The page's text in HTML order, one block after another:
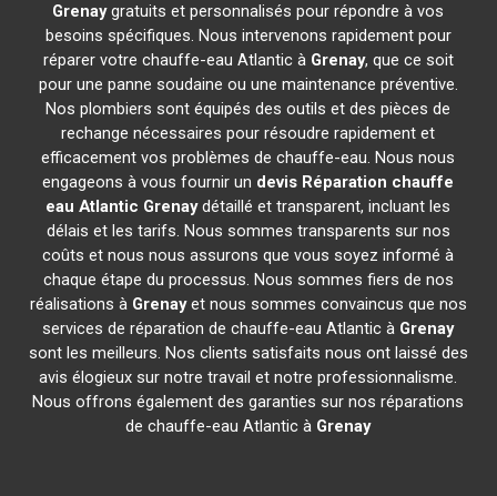
Grenaygratuits et personnalisés pour répondre à vos
besoins spécifiques. Nous intervenons rapidement pour
réparer votre chauffe-eau Atlantic à Grenay, que ce soit
pour une panne soudaine ou une maintenance préventive.
Nos plombiers sont équipés des outils et des pièces de
rechange nécessaires pour résoudre rapidement et
efficacement vos problèmes de chauffe-eau. Nous nous
engageons à vous fournir un devis Réparation chauffe
eau Atlantic Grenaydétaillé et transparent, incluant les
délais et les tarifs. Nous sommes transparents sur nos
coûts et nous nous assurons que vous soyez informé à
chaque étape du processus. Nous sommes fiers de nos
réalisations à Grenayet nous sommes convaincus que nos
services de réparation de chauffe-eau Atlantic à Grenay
sont les meilleurs. Nos clients satisfaits nous ont laissé des
avis élogieux sur notre travail et notre professionnalisme.
Nous offrons également des garanties sur nos réparations
de chauffe-eau Atlantic à Grenay